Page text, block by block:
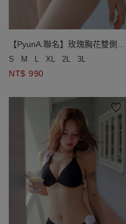
【PyunA.聯名】玫瑰胸花雙側綁
帶低腰泳褲
S M L XL 2L 3L
NT$ 990